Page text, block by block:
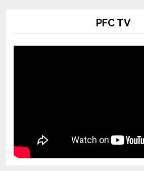
PFC TV